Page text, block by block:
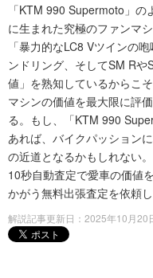
「KTM 990 Supermoto」
に生まれた究極のファンマ
「暴力的なLC8 Vツインの
ンドリング、そしてSM R
値」を熟知しているからこ
マシンの価値を最大限に評
る。もし、「KTM 990
あれば、バイクパッション
の近道となるかもしれない
10秒自動査定で愛車の価値
かがう無料出張査定を依頼
解説記事更新日：2025年10月20